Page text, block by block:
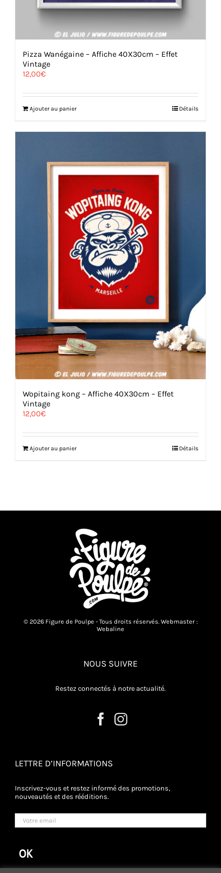
Pizza Wanégaine – Affiche 40X30cm – Effet
Vintage
12,00€
Ajouter au panier Détails
Wopitaing kong – Affiche 40X30cm – Effet
Vintage
12,00€
Ajouter au panier Détails
© 2026 Figure de Poulpe - Tous droits réservés. Webmaster :
Webaline
NOUS SUIVRE
Restez connectés à notre actualité.
LETTRE D’INFORMATIONS
Inscrivez-vous et restez informé des promotions,
nouveautés et des rééditions.